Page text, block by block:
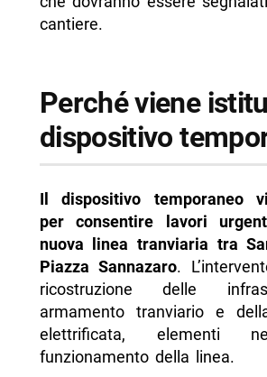
cantiere.
Perché viene
dispositivo
Il dispositivo temporaneo
per consentire lavori
nuova linea tranviaria tra
Piazza Sannazaro.
ricostruzione delle
armamento tranviario e
elettrificata, elementi
funzionamento della linea.